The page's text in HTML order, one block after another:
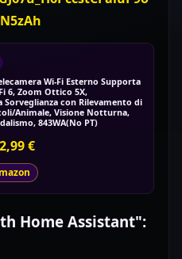
Wi-Fi Esterno Supporta
6, Zoom Ottico 5X,
Sorveglianza con Rilevamento di
Animale, Visione Notturna,
843WA(No PT)
€
Home Assistant":